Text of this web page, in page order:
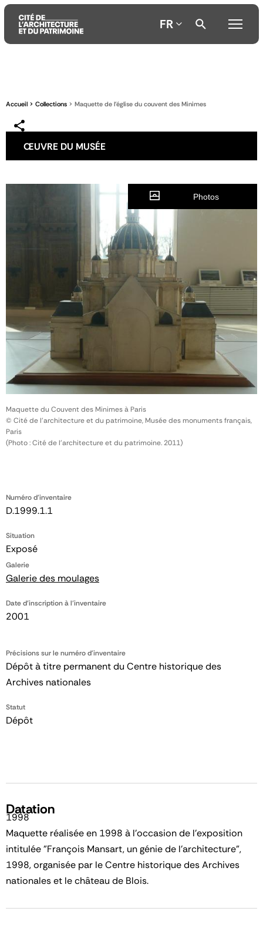
contenu
menu
la
FR
Accueil Collections Maquette de l'église du couvent des Minimes
ŒUVRE DU MUSÉE
Numéro d'inventaire
D.1999.1.1
Situation
Exposé
Galerie
Galerie des moulages
Date d'inscription à l'inventaire
2001
Précisions sur le numéro d'inventaire
Dépôt à titre permanent du Centre historique des
Archives nationales
Statut
Dépôt
Maquette du Couvent des Minimes à Paris
© Cité de l'architecture et du patrimoine, Musée des monuments français,
Paris
(Photo : Cité de l'architecture et du patrimoine. 2011)
Photos
Datation
1998
Maquette réalisée en 1998 à l'occasion de l'exposition
intitulée "François Mansart, un génie de l'architecture",
1998, organisée par le Centre historique des Archives
nationales et le château de Blois.